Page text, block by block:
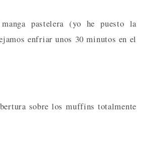
pastelera (yo he puesto la
enfriar unos 30 minutos en el
sobre los muffins totalmente